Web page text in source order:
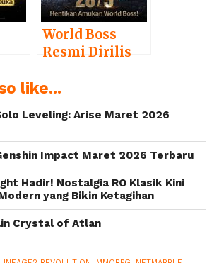
World Boss
Resmi Dirilis
Beragam Event
Reward
Berlimpah
like...
Leveling: Arise Maret 2026
Impact Maret 2026 Terbaru
Hadir! Nostalgia RO Klasik Kini
yang Bikin Ketagihan
Crystal of Atlan